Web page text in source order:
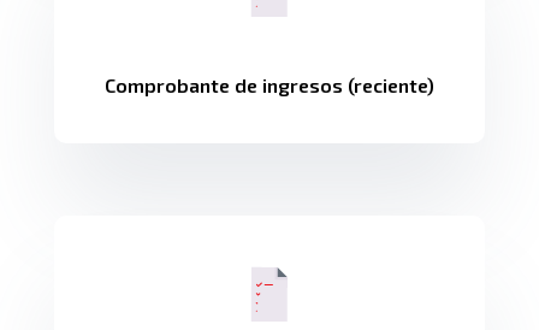
Comprobante de ingresos (reciente)